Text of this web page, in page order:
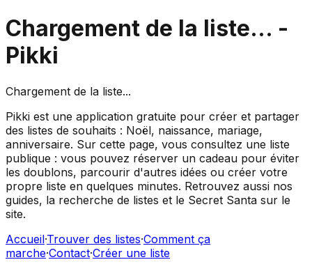
Chargement de la liste... -
Pikki
Chargement de la liste...
Pikki est une application gratuite pour créer et partager
des listes de souhaits : Noël, naissance, mariage,
anniversaire. Sur cette page, vous consultez une liste
publique : vous pouvez réserver un cadeau pour éviter
les doublons, parcourir d'autres idées ou créer votre
propre liste en quelques minutes. Retrouvez aussi nos
guides, la recherche de listes et le Secret Santa sur le
site.
Accueil·Trouver des listes·Comment ça
marche·Contact·Créer une liste